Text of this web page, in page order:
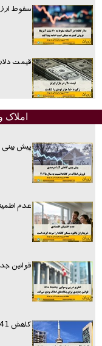
سقوط ارزش
قیمت دلار در
پیش
عدم
قوانین
کاهش 41 درصدی فروش خانه در تورنتو